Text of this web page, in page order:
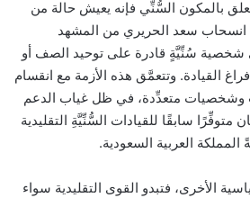
بالمكون السُّنِّي فإنه يعيش حالة من
انسحاب سعد الحريري من المشهد
شخصية سُنِّيَّةٍ قادرة على توحيد الصف أو
القيادة. وتتعمَّق هذه الأزمة مع انقسام
وشخصيات متعدِّدة، في ظل غياب الدعم
سابقًا للقيادات السُّنِّيَّةِ التقليدية
العربية السعودية.
الأخرى، فتبدو القوى التقليدية سواء